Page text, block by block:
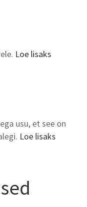
Loe lisaks
usu, et see on
Loe lisaks